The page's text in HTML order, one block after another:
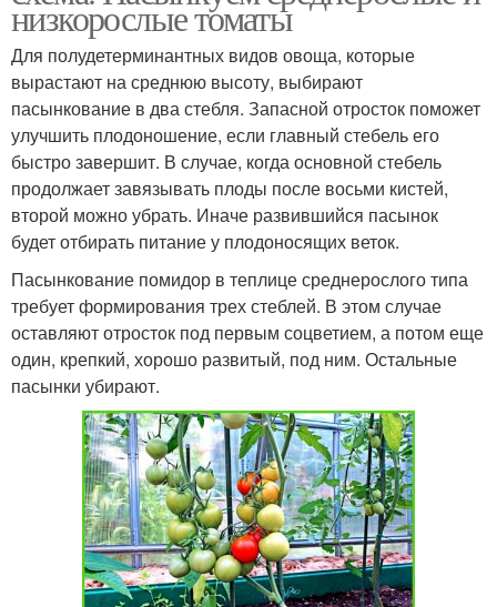
низкорослые томаты
Для полудетерминантных видов овоща, которые
вырастают на среднюю высоту, выбирают
пасынкование в два стебля. Запасной отросток поможет
улучшить плодоношение, если главный стебель его
быстро завершит. В случае, когда основной стебель
продолжает завязывать плоды после восьми кистей,
второй можно убрать. Иначе развившийся пасынок
будет отбирать питание у плодоносящих веток.
Пасынкование помидор в теплице среднерослого типа
требует формирования трех стеблей. В этом случае
оставляют отросток под первым соцветием, а потом еще
один, крепкий, хорошо развитый, под ним. Остальные
пасынки убирают.